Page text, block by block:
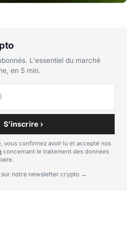
L'essentiel du marché
en 5 min.
S'inscrire ›
vous confirmez avoir lu et accepté nos
concernant le traitement des données
sur notre newsletter crypto →